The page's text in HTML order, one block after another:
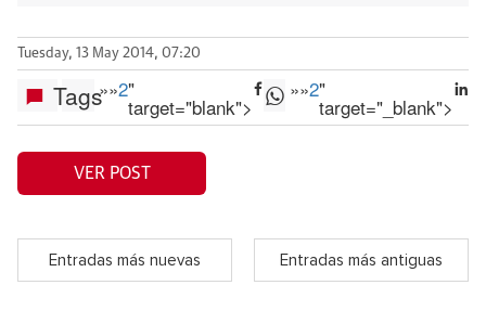
Tuesday, 13 May 2014, 07:20
Tags»»2"
target="blank">
»»2"
target="_blank">
VER POST
Entradas más nuevas Entradas más antiguas